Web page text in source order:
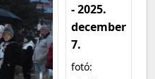
- 2025.
december
7.
fotó: